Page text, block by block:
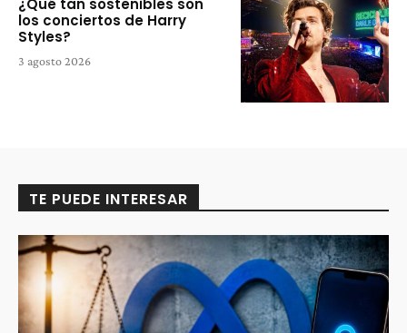
¿Qué tan sostenibles son
los conciertos de Harry
Styles?
3 agosto 2026
TE PUEDE INTERESAR